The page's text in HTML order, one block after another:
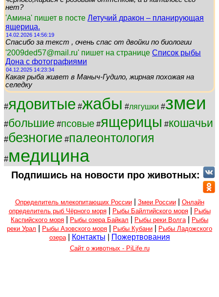
нет?
'Амина' пишет в посте Летучий дракон – планирующая
ящерица.
14.02.2026 14:56:19
Спасибо за текст , очень спас от двойки по биологии
'2009ded57@mail.ru' пишет на странице Список рыбы
Дона с фотографиями
04.12.2025 14:23:34
Какая рыба живет в Маныч-Гудило, жирная похожая на
селедку
#ядовитые #жабы #лягушки #змеи
#большие #псовые #ящерицы #кошачьи
#безногие #палеонтология
#медицина
Подпишись на новости про животных:
Определитель млекопитающих России| Змеи России| Онлайн
определитель рыб Чёрного моря| Рыбы Байлтийского моря|
Рыбы
Каспийского моря
Рыбы озера Байкал Рыбы реки Волга
Рыбы
реки Урал
Рыбы Азовского моря Рыбы Кубани
Рыбы Ладожского
озера| Контакты Пожертвования
Сайт о животных - PiLife.ru